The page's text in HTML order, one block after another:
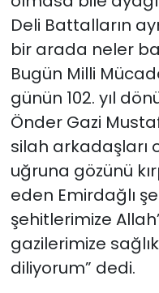
Deli Battalların
bir arada neler
Bugün Milli
günün 102. yıl
Önder Gazi
silah arkadaşları
uğruna gözünü
eden Emirdağlı
şehitlerimize
gazilerimize
diliyorum” dedi.